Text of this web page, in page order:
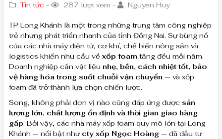
Tin tức - 287 lượt xem - Nguyen Huy
TP Long Khánh là một trong những trung tâm công nghiệp
trẻ nhưng phát triển nhanh của tỉnh Đồng Nai. Sự bùng nổ
của các nhà máy điện tử, cơ khí, chế biến nông sản và
logistics khiến nhu cầu về xốp foam tăng đều mỗi năm.
Doanh nghiệp cần vật liệu nhẹ, bền, cách nhiệt tốt, bảo
vệ hàng hóa trong suốt chuỗi vận chuyển — và xốp
foam đã trở thành lựa chọn chiến lược.
Song, không phải đơn vị nào cũng đáp ứng được sản
lượng lớn, chất lượng ổn định và thời gian giao hàng
gấp. Bởi vậy, các nhà máy xốp foam quy mô lớn tại Long
Khánh — nổi bật như cty xốp Ngọc Hoàng — đã đầu tư